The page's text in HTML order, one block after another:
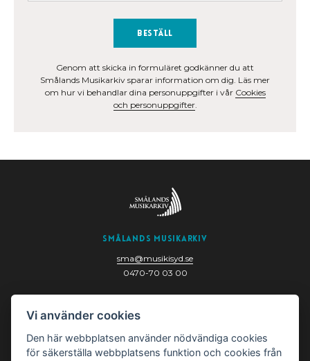
Beställ
Genom att skicka in formuläret godkänner du att
Smålands Musikarkiv sparar information om dig. Läs mer
om hur vi behandlar dina personuppgifter i vår Cookies
och personuppgifter.
Smålands Musikarkiv
sma@musikisyd.se
0470-70 03 00
352 33 Växjö
Vi använder cookies
Den här webbplatsen använder nödvändiga cookies
för säkerställa webbplatsens funktion och cookies från